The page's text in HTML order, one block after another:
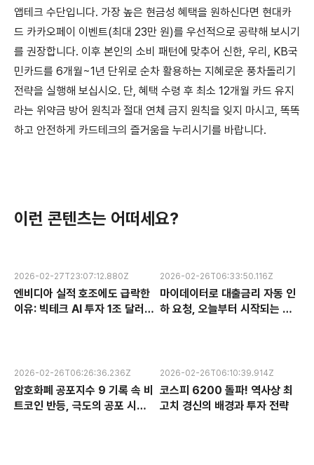
앱테크 수단입니다. 가장 높은 현금성 혜택을 원하신다면 현대카
드 카카오페이 이벤트(최대 23만 원)를 우선적으로 공략해 보시기
를 권장합니다. 이후 본인의 소비 패턴에 맞추어 신한, 우리, KB국
민카드를 6개월~1년 단위로 순차 활용하는 지혜로운 풍차돌리기
전략을 실행해 보십시오. 단, 혜택 수령 후 최소 12개월 카드 유지
라는 위약금 방어 원칙과 절대 연체 금지 원칙을 잊지 마시고, 똑똑
하고 안전하게 카드테크의 즐거움을 누리시기를 바랍니다.
이런 콘텐츠는 어떠세요?
2026-02-27T23:07:12.880Z
엔비디아 실적 호조에도 급락한
이유: 빅테크 AI 투자 1조 달러의
2026-02-26T06:33:50.116Z
마이데이터로 대출금리 자동 인
하 요청, 오늘부터 시작되는 금
2026-02-26T06:26:36.236Z
암호화폐 공포지수 9 기록 속 비
트코인 반등, 극도의 공포 시장
2026-02-26T06:10:39.914Z
코스피 6200 돌파! 역사상 최
고치 경신의 배경과 투자 전략